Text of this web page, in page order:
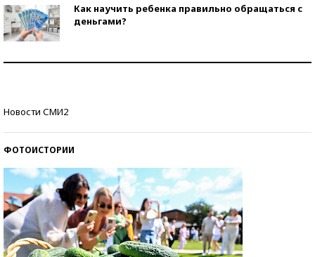
Как научить ребенка правильно обращаться с
деньгами?
Новости СМИ2
ФОТОИСТОРИИ